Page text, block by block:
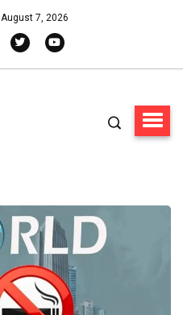
August 7, 2026